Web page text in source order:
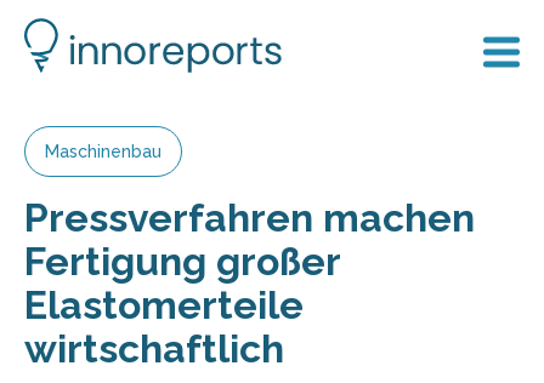
Maschinenbau
Pressverfahren machen
Fertigung großer
Elastomerteile
wirtschaftlich